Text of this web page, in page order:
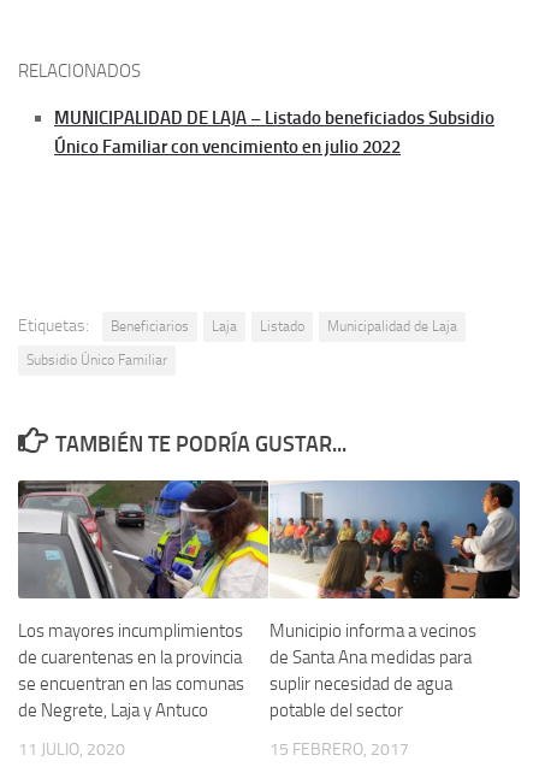
RELACIONADOS
MUNICIPALIDAD DE LAJA – Listado beneficiados Subsidio
Único Familiar con vencimiento en julio 2022
Etiquetas: Beneficiarios Laja Listado
Municipalidad de Laja
Subsidio Único Familiar
TAMBIÉN TE PODRÍA GUSTAR...
Los mayores incumplimientos
de cuarentenas en la provincia
se encuentran en las comunas
de Negrete, Laja y Antuco
11 JULIO, 2020
Municipio informa a vecinos
de Santa Ana medidas para
suplir necesidad de agua
potable del sector
15 FEBRERO, 2017